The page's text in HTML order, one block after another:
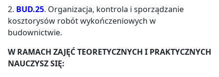
2. BUD.25. Organizacja, kontrola i sporządzanie
kosztorysów robót wykończeniowych w
budownictwie.
W RAMACH ZAJĘĆ TEORETYCZNYCH I PRAKTYCZNYCH
NAUCZYSZ SIĘ: